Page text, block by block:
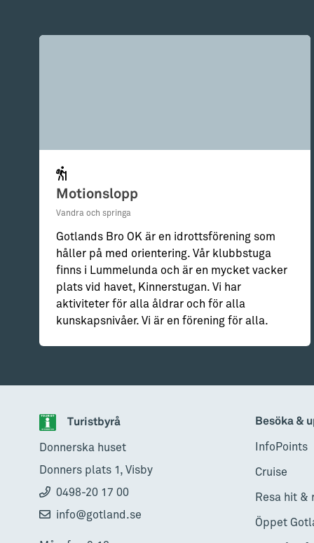
Motionslopp
Vandra och springa
Gotlands Bro OK är en idrottsförening som
håller på med orientering. Vår klubbstuga
finns i Lummelunda och är en mycket vacker
plats vid havet, Kinnerstugan. Vi har
aktiviteter för alla åldrar och för alla
kunskapsnivåer. Vi är en förening för alla.
Turistbyrå
Donnerska huset
Donners plats 1, Visby
0498-20 17 00
info@gotland.se
Besöka &
InfoPoints
Cruise
Resa hit &
Öppet